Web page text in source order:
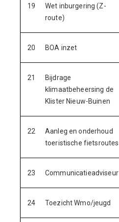
19
Wet inburgering (Z-
route)
20 BOA inzet
21
Bijdrage
klimaatbeheersing de
Klister Nieuw-Buinen
22
Aanleg en onderhoud
toeristische fietsroutes
23 Communicatieadviseur
24 Toezicht Wmo/jeugd